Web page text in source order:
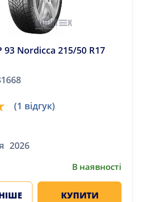
Nordicca 215/50 R17
(1 відгук)
2026
В наявності
КУПИТИ